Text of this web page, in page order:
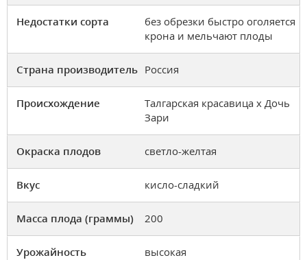
Недостатки сорта
без обрезки быстро оголяется
крона и мельчают плоды
Страна производитель Россия
Происхождение
Талгарская красавица х Дочь
Зари
Окраска плодов светло-желтая
Вкус кисло-сладкий
Масса плода (граммы) 200
Урожайность высокая